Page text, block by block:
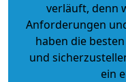
verläuft, denn
Anforderungen
haben die
und
ein